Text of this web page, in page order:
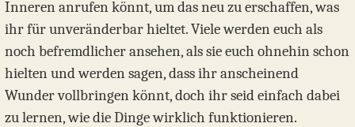
Inneren anrufen könnt, um das neu zu erschaffen, was
ihr für unveränderbar hieltet. Viele werden euch als
noch befremdlicher ansehen, als sie euch ohnehin schon
hielten und werden sagen, dass ihr anscheinend
Wunder vollbringen könnt, doch ihr seid einfach dabei
zu lernen, wie die Dinge wirklich funktionieren.